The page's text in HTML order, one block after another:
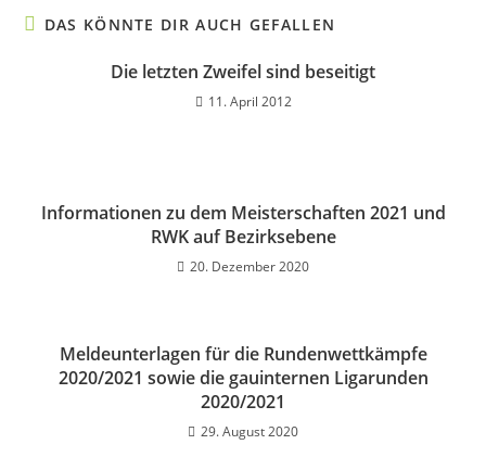
DAS KÖNNTE DIR AUCH GEFALLEN
Die letzten Zweifel sind beseitigt
11. April 2012
Informationen zu dem Meisterschaften 2021 und
RWK auf Bezirksebene
20. Dezember 2020
Meldeunterlagen für die Rundenwettkämpfe
2020/2021 sowie die gauinternen Ligarunden
2020/2021
29. August 2020